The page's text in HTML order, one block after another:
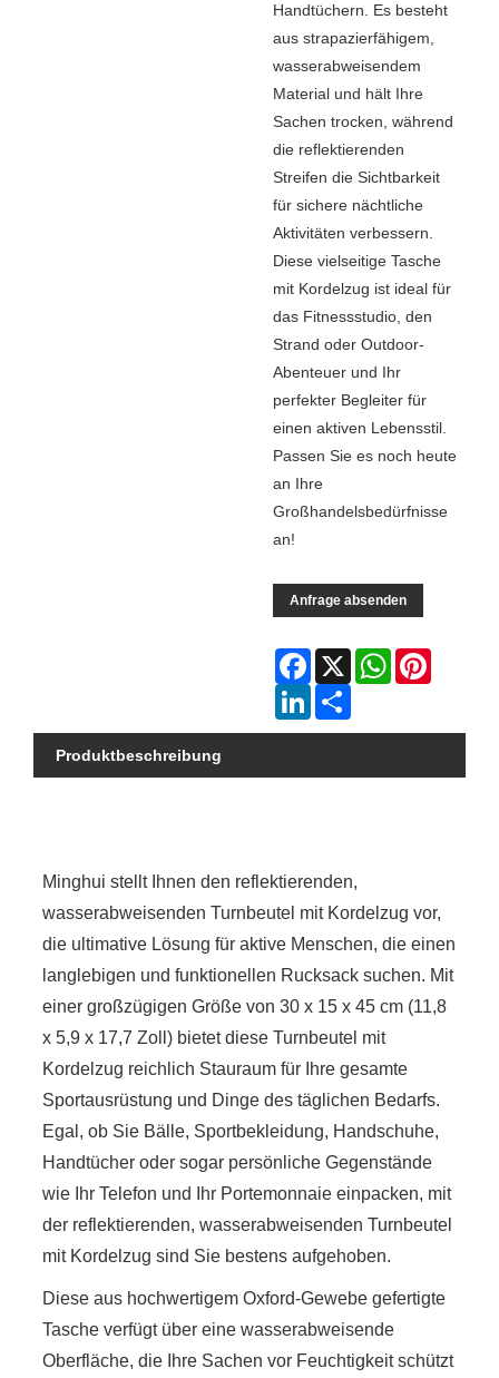
Handtüchern. Es besteht
aus strapazierfähigem,
wasserabweisendem
Material und hält Ihre
Sachen trocken, während
die reflektierenden
Streifen die Sichtbarkeit
für sichere nächtliche
Aktivitäten verbessern.
Diese vielseitige Tasche
mit Kordelzug ist ideal für
das Fitnessstudio, den
Strand oder Outdoor-
Abenteuer und Ihr
perfekter Begleiter für
einen aktiven Lebensstil.
Passen Sie es noch heute
an Ihre
Großhandelsbedürfnisse
an!
Anfrage absenden
Facebook
X WhatsApp
LinkedIn
Produktbeschreibung
Minghui stellt Ihnen den reflektierenden,
wasserabweisenden Turnbeutel mit Kordelzug vor,
die ultimative Lösung für aktive Menschen, die einen
langlebigen und funktionellen Rucksack suchen. Mit
einer großzügigen Größe von 30 x 15 x 45 cm (11,8
x 5,9 x 17,7 Zoll) bietet diese Turnbeutel mit
Kordelzug reichlich Stauraum für Ihre gesamte
Sportausrüstung und Dinge des täglichen Bedarfs.
Egal, ob Sie Bälle, Sportbekleidung, Handschuhe,
Handtücher oder sogar persönliche Gegenstände
wie Ihr Telefon und Ihr Portemonnaie einpacken, mit
der reflektierenden, wasserabweisenden Turnbeutel
mit Kordelzug sind Sie bestens aufgehoben.
Diese aus hochwertigem Oxford-Gewebe gefertigte
Tasche verfügt über eine wasserabweisende
Oberfläche, die Ihre Sachen vor Feuchtigkeit schützt